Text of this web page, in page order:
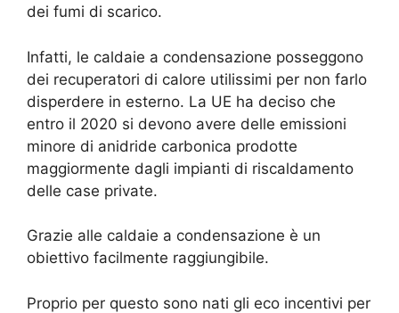
dei fumi di scarico.
Infatti, le caldaie a condensazione posseggono
dei recuperatori di calore utilissimi per non farlo
disperdere in esterno. La UE ha deciso che
entro il 2020 si devono avere delle emissioni
minore di anidride carbonica prodotte
maggiormente dagli impianti di riscaldamento
delle case private.
Grazie alle caldaie a condensazione è un
obiettivo facilmente raggiungibile.
Proprio per questo sono nati gli eco incentivi per